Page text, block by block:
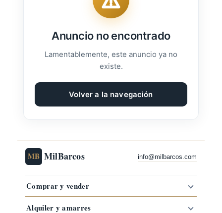
Anuncio no encontrado
Lamentablemente, este anuncio ya no
existe.
Volver a la navegación
MB MilBarcos info@milbarcos.com
Comprar y vender
Alquiler y amarres